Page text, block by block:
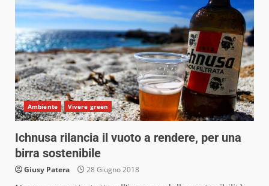
Ambiente Vivere green
Ichnusa rilancia il vuoto a rendere, per una
birra sostenibile
Giusy Patera 28 Giugno 2018